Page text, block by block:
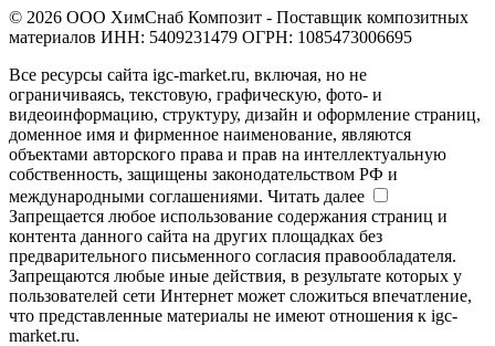
© 2026 ООО ХимСнаб Композит - Поставщик композитных
материалов ИНН: 5409231479 ОГРН: 1085473006695
Все ресурсы сайта igc-market.ru, включая, но не
ограничиваясь, текстовую, графическую, фото- и
видеоинформацию, структуру, дизайн и оформление страниц,
доменное имя и фирменное наименование, являются
объектами авторского права и прав на интеллектуальную
собственность, защищены законодательством РФ и
международными соглашениями. Читать далее
Запрещается любое использование содержания страниц и
контента данного сайта на других площадках без
предварительного письменного согласия правообладателя.
Запрещаются любые иные действия, в результате которых у
пользователей сети Интернет может сложиться впечатление,
что представленные материалы не имеют отношения к igc-
market.ru.